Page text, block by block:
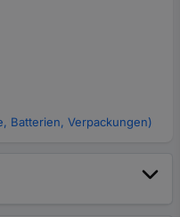
Batterien, Verpackungen)